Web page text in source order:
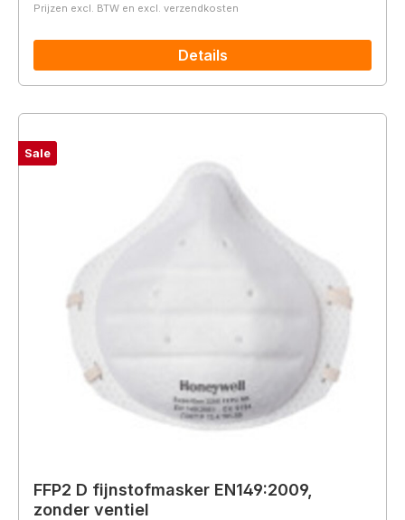
Prijzen excl. BTW en excl. verzendkosten
Details
Sale
FFP2 D fijnstofmasker EN149:2009,
zonder ventiel